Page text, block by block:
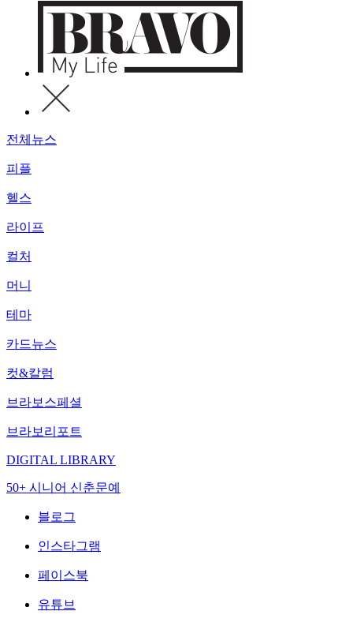
전체뉴스
피플
헬스
라이프
컬처
머니
테마
카드뉴스
컷&칼럼
브라보스페셜
브라보리포트
DIGITAL LIBRARY
50+ 시니어 신춘문예
블로그
인스타그램
페이스북
유튜브